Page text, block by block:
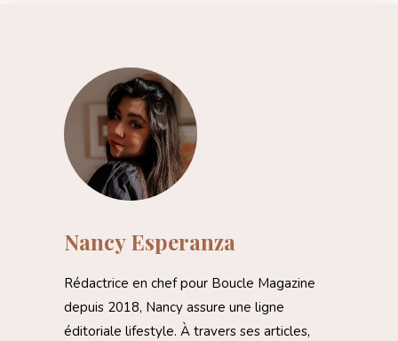
Nancy Esperanza
Rédactrice en chef pour Boucle Magazine
depuis 2018, Nancy assure une ligne
éditoriale lifestyle. À travers ses articles,